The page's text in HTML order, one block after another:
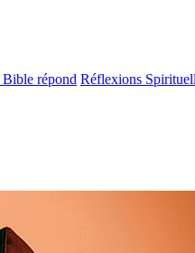
répond Réflexions